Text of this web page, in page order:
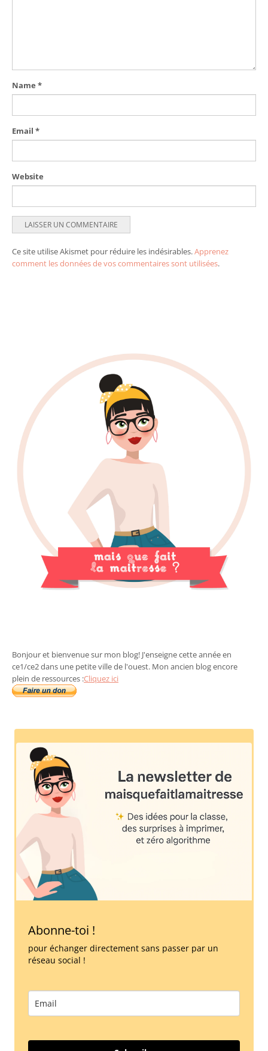
Name *
Email *
Website
Ce site utilise Akismet pour réduire les indésirables.Apprenez
comment les données de vos commentaires sont utilisées.
Bonjour et bienvenue sur mon blog! J'enseigne cette année en
ce1/ce2 dans une petite ville de l'ouest. Mon ancien blog encore
plein de ressources :Cliquez ici
Abonne-toi !
pour échanger directement sans passer par un
réseau social !